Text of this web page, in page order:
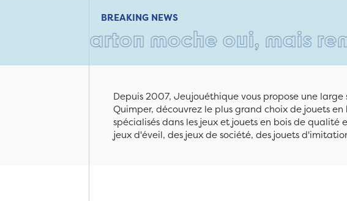
BREAKING NEWS
moche oui, mais rempli
Depuis 2007, Jeujouéthique vous propose une
Quimper, découvrez le plus grand choix de jouets
spécialisés dans les jeux et jouets en bois de
jeux d'éveil, des jeux de société, des jouets